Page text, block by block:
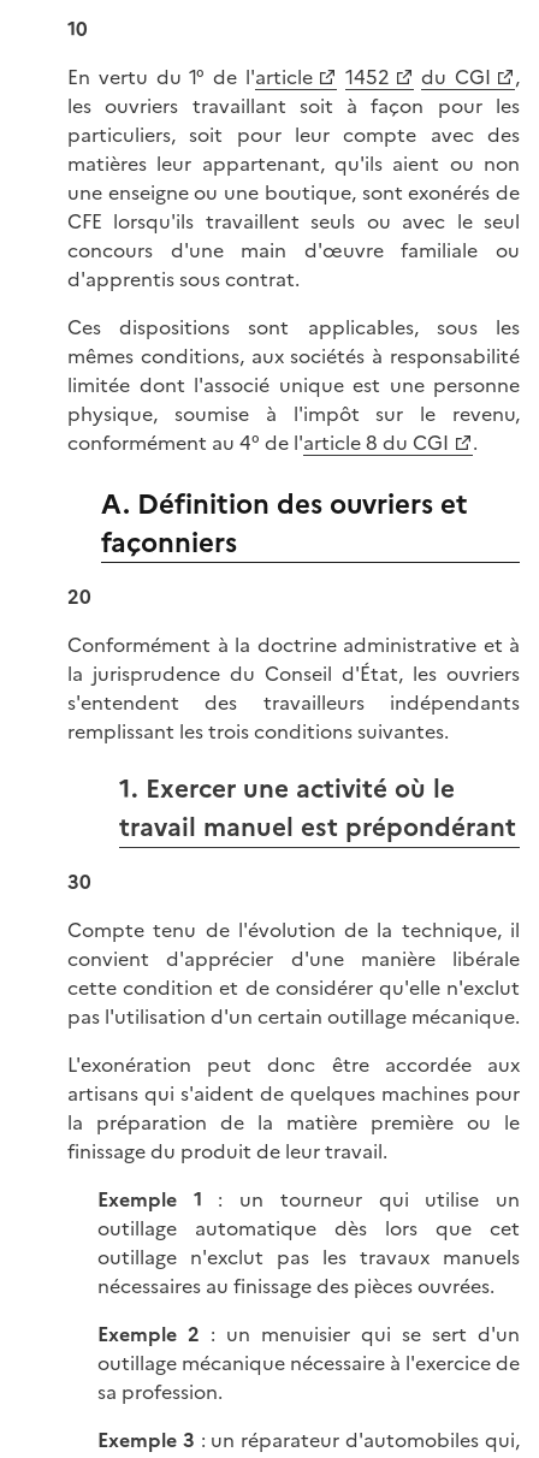
10
En vertu du 1° de l'article 1452 du CGI
,
les ouvriers travaillant soit à façon pour les
particuliers, soit pour leur compte avec des
matières leur appartenant, qu'ils aient ou non
une enseigne ou une boutique, sont exonérés de
CFE lorsqu'ils travaillent seuls ou avec le seul
concours d'une main d'œuvre familiale ou
d'apprentis sous contrat.
Ces dispositions sont applicables, sous les
mêmes conditions, aux sociétés à responsabilité
limitée dont l'associé unique est une personne
physique, soumise à l'impôt sur le revenu,
conformément au 4° de l'article 8 du CGI .
A. Définition des ouvriers et
façonniers
20
Conformément à la doctrine administrative et à
la jurisprudence du Conseil d'État, les ouvriers
s'entendent des travailleurs indépendants
remplissant les trois conditions suivantes.
1. Exercer une activité où le
travail manuel est prépondérant
30
Compte tenu de l'évolution de la technique, il
convient d'apprécier d'une manière libérale
cette condition et de considérer qu'elle n'exclut
pas l'utilisation d'un certain outillage mécanique.
L'exonération peut donc être accordée aux
artisans qui s'aident de quelques machines pour
la préparation de la matière première ou le
finissage du produit de leur travail.
Exemple 1 : un tourneur qui utilise un
outillage automatique dès lors que cet
outillage n'exclut pas les travaux manuels
nécessaires au finissage des pièces ouvrées.
Exemple 2 : un menuisier qui se sert d'un
outillage mécanique nécessaire à l'exercice de
sa profession.
Exemple 3 : un réparateur d'automobiles qui,